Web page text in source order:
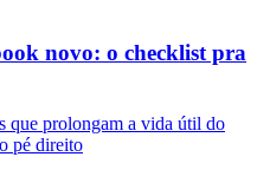
novo: o checklist pra
que prolongam a vida útil do
pé direito